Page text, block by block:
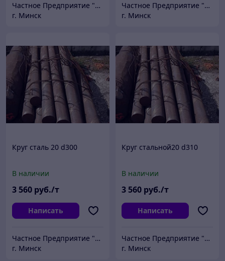
Частное Предприятие "ПромШтамп"
г. Минск
Частное Предприятие "ПромШтамп"
г. Минск
Круг сталь 20 d300
В наличии
3 560 руб./т
Написать
Частное Предприятие "ПромШтамп"
г. Минск
Круг стальной20 d310
В наличии
3 560 руб./т
Написать
Частное Предприятие "ПромШтамп"
г. Минск